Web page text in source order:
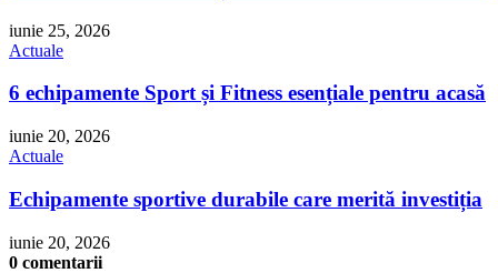
iunie 25, 2026
Actuale
6 echipamente Sport și Fitness esențiale pentru acasă
iunie 20, 2026
Actuale
Echipamente sportive durabile care merită investiția
iunie 20, 2026
0 comentarii